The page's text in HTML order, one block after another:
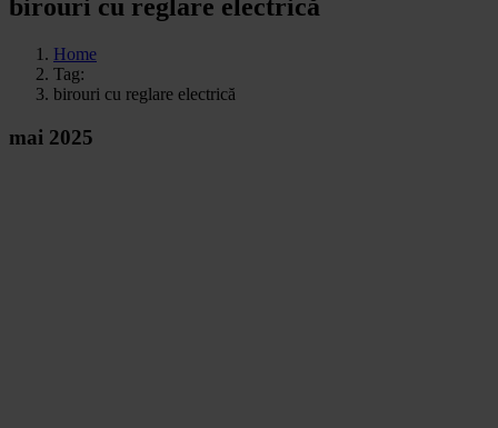
birouri cu reglare electrică
Home
Tag:
birouri cu reglare electrică
mai 2025